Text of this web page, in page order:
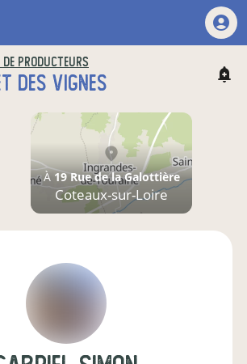
DE PRODUCTEURS
DES VIGNES
À19 Rue de la Galottière
Coteaux-sur-Loire